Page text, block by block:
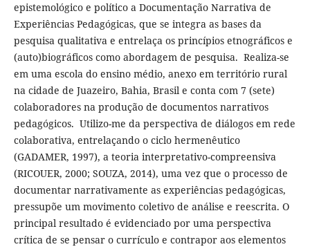
epistemológico e político a Documentação Narrativa de
Experiências Pedagógicas, que se integra as bases da
pesquisa qualitativa e entrelaça os princípios etnográficos e
(auto)biográficos como abordagem de pesquisa. Realiza-se
em uma escola do ensino médio, anexo em território rural
na cidade de Juazeiro, Bahia, Brasil e conta com 7 (sete)
colaboradores na produção de documentos narrativos
pedagógicos. Utilizo-me da perspectiva de diálogos em rede
colaborativa, entrelaçando o ciclo hermenêutico
(GADAMER, 1997), a teoria interpretativo-compreensiva
(RICOUER, 2000; SOUZA, 2014), uma vez que o processo de
documentar narrativamente as experiências pedagógicas,
pressupõe um movimento coletivo de análise e reescrita. O
principal resultado é evidenciado por uma perspectiva
crítica de se pensar o currículo e contrapor aos elementos